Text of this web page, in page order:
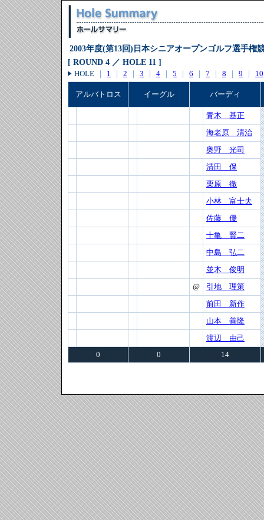
2003年度(第13回)日本シニアオープンゴルフ選手権
[ ROUND 4 ／ HOLE 11 ]
HOLE
｜ 1 ｜ 2 ｜ 3 ｜ 4 ｜ 5 ｜ 6 ｜ 7 ｜ 8 ｜ 9 ｜ 10
アルバトロス イーグル バーディ
青木 基正
海老原 清治
奥野 光司
清田 保
栗原 徹
小林 富士夫
佐藤 優
十亀 賢二
中島 弘二
並木 俊明
@
引地 理策
前田 新作
山本 善隆
渡辺 由己
0
0 14